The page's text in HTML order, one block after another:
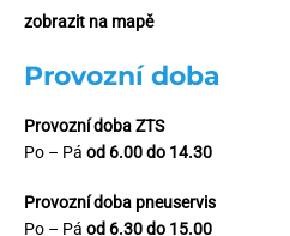
zobrazit na mapě
Provozní doba
Provozní doba ZTS
Po – Pá od 6.00 do 14.30
Provozní doba pneuservis
Po – Pá od 6.30 do 15.00